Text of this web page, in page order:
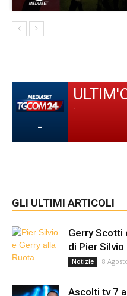
-
-
GLI ULTIMI ARTICOLI
Gerry Scotti
di Pier Silvio
Notizie 8
Ascolti tv 7